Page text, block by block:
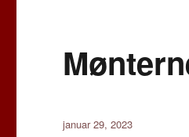
Udgivet
januar 29, 2023